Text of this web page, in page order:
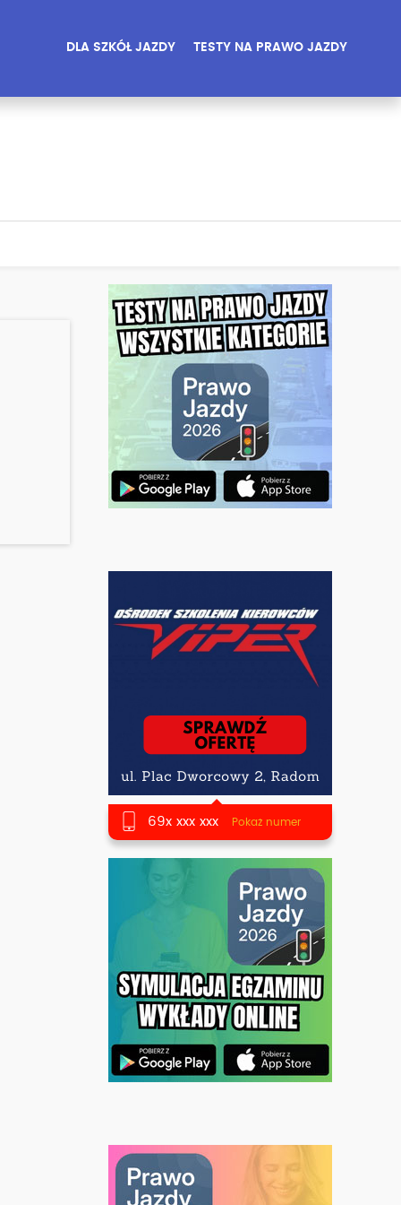
DLA SZKÓŁ JAZDY TESTY NA PRAWO JAZDY
69x xxx xxx Pokaż numer